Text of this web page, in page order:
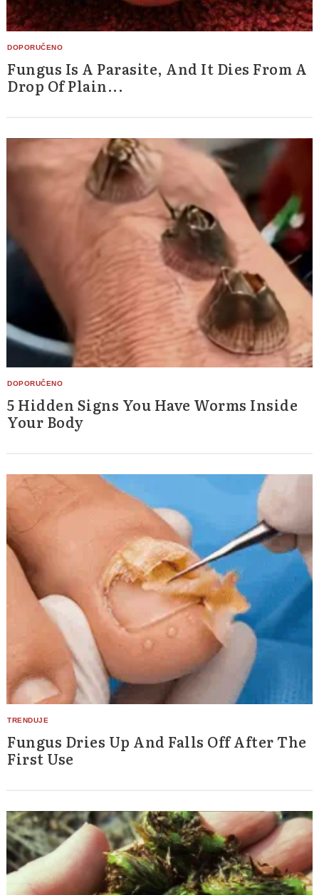
Fungus Is A Parasite, And It Dies From A
Drop Of Plain...
5 Hidden Signs You Have Worms Inside
Your Body
Fungus Dries Up And Falls Off After The
First Use